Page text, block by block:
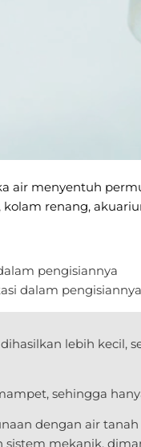
air menyentuh
renang,
pengisiannya
dalam pengisiannya
lebih kecil,
sehingga
dengan air
sistem mekanik,